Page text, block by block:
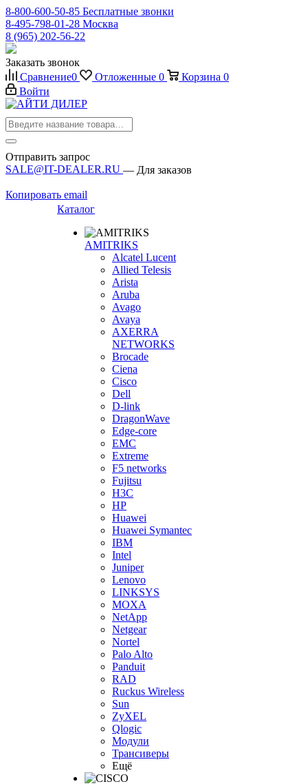
8-800-600-50-85 Бесплатные звонки
8-495-798-01-28 Москва
8 (965) 202-56-22
Заказать звонок
Сравнение0 Отложенные 0 Корзина 0
Войти
Отправить запрос
SALE@IT-DEALER.RU — Для заказов
Копировать email
Каталог
AMITRIKS
Alcatel Lucent
Allied Telesis
Arista
Aruba
Avago
Avaya
AXERRA
NETWORKS
Brocade
Ciena
Cisco
Dell
D-link
DragonWave
Edge-core
EMC
Extreme
F5 networks
Fujitsu
H3С
HP
Huawei
Huawei Symantec
IBM
Intel
Juniper
Lenovo
LINKSYS
MOXA
NetApp
Netgear
Nortel
Palo Alto
Panduit
RAD
Ruckus Wireless
Sun
ZyXEL
Qlogic
Модули
Трансиверы
Ещё